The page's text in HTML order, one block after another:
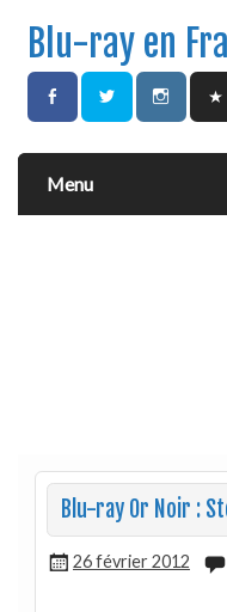
Blu-ray en
Menu
Blu-ray Or Noir :
26 février 2012